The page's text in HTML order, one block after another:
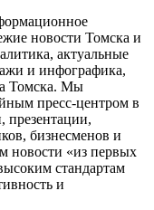
новости Томска и
актуальные
и инфографика,
Томска. Мы
пресс-центром в
презентации,
бизнесменов и
новости «из первых
стандартам
и